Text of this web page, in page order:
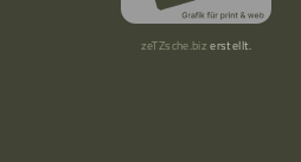
zeTZsche.biz erstellt.